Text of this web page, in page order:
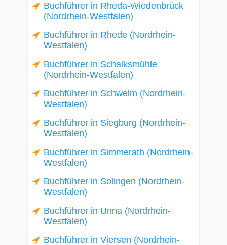
Buchführer in Rheda-Wiedenbrück
(Nordrhein-Westfalen)
Buchführer in Rhede (Nordrhein-
Westfalen)
Buchführer in Schalksmühle
(Nordrhein-Westfalen)
Buchführer in Schwelm (Nordrhein-
Westfalen)
Buchführer in Siegburg (Nordrhein-
Westfalen)
Buchführer in Simmerath (Nordrhein-
Westfalen)
Buchführer in Solingen (Nordrhein-
Westfalen)
Buchführer in Unna (Nordrhein-
Westfalen)
Buchführer in Viersen (Nordrhein-